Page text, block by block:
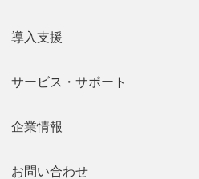
導入支援
サービス・サポート
企業情報
お問い合わせ